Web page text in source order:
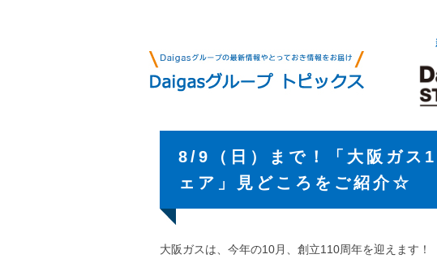
8/9（日）まで！「大阪ガス
ェア」見どころをご紹介☆
大阪ガスは、今年の10月、創立110周年を迎えます！